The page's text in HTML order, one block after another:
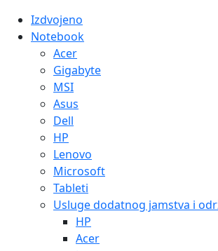
Izdvojeno
Notebook
Acer
Gigabyte
MSI
Asus
Dell
HP
Lenovo
Microsoft
Tableti
Usluge dodatnog jamstva i
HP
Acer